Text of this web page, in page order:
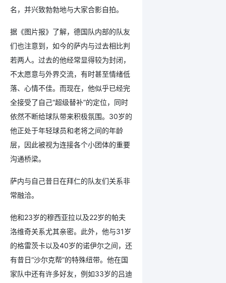
名，并兴致勃勃地与大家合影自拍。
据《图片报》了解，德国队内部的队友
们也注意到，如今的萨内与过去相比判
若两人。过去的他经常显得较为封闭，
不太愿意与外界交流，有时甚至情绪低
落、心情不佳。而现在，他似乎已经完
全接受了自己“超级替补”的定位，同时
依然不断给球队带来积极氛围。30岁的
他正处于年轻球员和老将之间的年龄
层，因此被视为连接各个小团体的重要
沟通桥梁。
萨内与自己昔日在拜仁的队友们关系非
常融洽。
他和23岁的穆西亚拉以及22岁的帕夫
洛维奇关系尤其亲密。此外，他与31岁
的格雷茨卡以及40岁的诺伊尔之间，还
有昔日“沙尔克帮”的特殊纽带。他在国
家队中还有许多好友，例如33岁的吕迪